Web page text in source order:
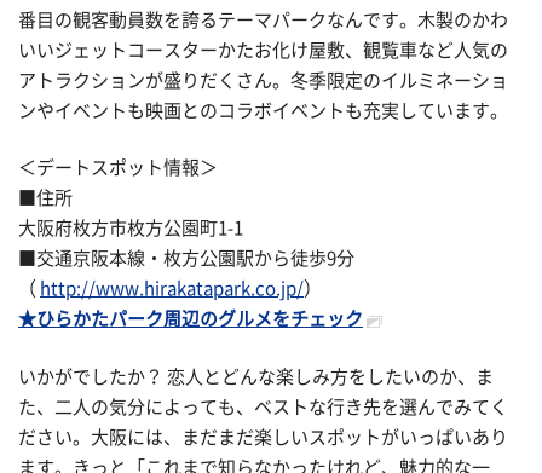
番目の観客動員数を誇るテーマパークなんです。木製のかわ
いいジェットコースターかたお化け屋敷、観覧車など人気の
アトラクションが盛りだくさん。冬季限定のイルミネーショ
ンやイベントも映画とのコラボイベントも充実しています。
＜デートスポット情報＞
■住所
大阪府枚方市枚方公園町1-1
■交通京阪本線・枚方公園駅から徒歩9分
（ http://www.hirakatapark.co.jp/）
★ひらかたパーク周辺のグルメをチェック
いかがでしたか？ 恋人とどんな楽しみ方をしたいのか、ま
た、二人の気分によっても、ベストな行き先を選んでみてく
ださい。大阪には、まだまだ楽しいスポットがいっぱいあり
ます。きっと「これまで知らなかったけれど、魅力的な一